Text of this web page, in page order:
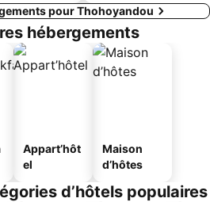
pour Thohoyandou
hébergements
Appart’hôt
el
Maison
d’hôtes
d’hôtels populaires